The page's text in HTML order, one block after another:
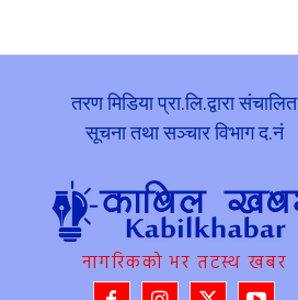
तरण मिडिया प्रा.लि.द्वारा संचालित
सूचना तथा सञ्चार विभाग द.नं
नागरिकको भर तटस्थ खबर